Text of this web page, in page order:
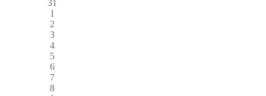
31
1
2
3
4
5
6
7
8